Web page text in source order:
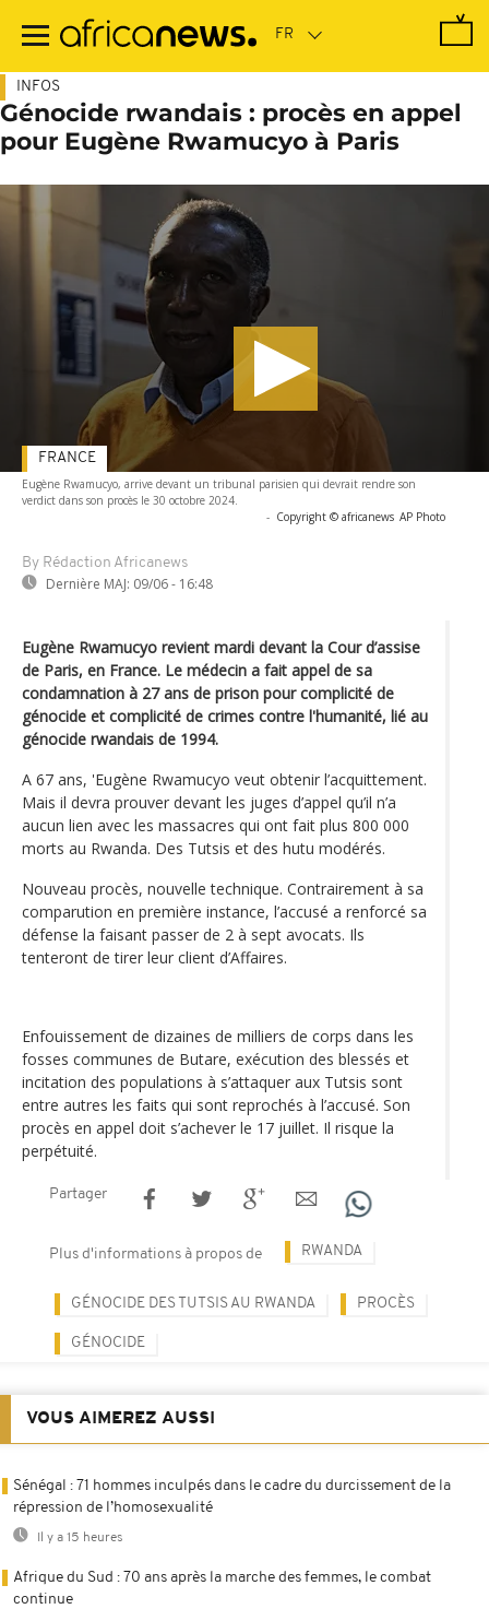
contenu
INFOS
Génocide rwandais : procès en appel
pour Eugène Rwamucyo à Paris
Eugène Rwamucyo, arrive devant un tribunal parisien qui devrait rendre son
verdict dans son procès le 30 octobre 2024.
- Copyright © africanews AP Photo
By Rédaction Africanews
Dernière MAJ: 09/06 - 16:48
FRANCE
Eugène Rwamucyo revient mardi devant la Cour d’assise
de Paris, en France. Le médecin a fait appel de sa
condamnation à 27 ans de prison pour complicité de
génocide et complicité de crimes contre l'humanité, lié au
génocide rwandais de 1994.
A 67 ans, 'Eugène Rwamucyo veut obtenir l’acquittement.
Mais il devra prouver devant les juges d’appel qu’il n’a
aucun lien avec les massacres qui ont fait plus 800 000
morts au Rwanda. Des Tutsis et des hutu modérés.
Nouveau procès, nouvelle technique. Contrairement à sa
comparution en première instance, l’accusé a renforcé sa
défense la faisant passer de 2 à sept avocats. Ils
tenteront de tirer leur client d’Affaires.
Enfouissement de dizaines de milliers de corps dans les
fosses communes de Butare, exécution des blessés et
incitation des populations à s’attaquer aux Tutsis sont
entre autres les faits qui sont reprochés à l’accusé. Son
procès en appel doit s’achever le 17 juillet. Il risque la
perpétuité.
Partager
Plus d'informations à propos de RWANDA
GÉNOCIDE DES TUTSIS AU RWANDA PROCÈS
GÉNOCIDE
VOUS AIMEREZ AUSSI
Sénégal : 71 hommes inculpés dans le cadre du durcissement de la
répression de l’homosexualité
Il y a 15 heures
Afrique du Sud : 70 ans après la marche des femmes, le combat
continue